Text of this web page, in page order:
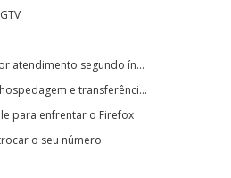
atendimento segundo ín...
e transferênci...
para enfrentar o Firefox
o seu número.